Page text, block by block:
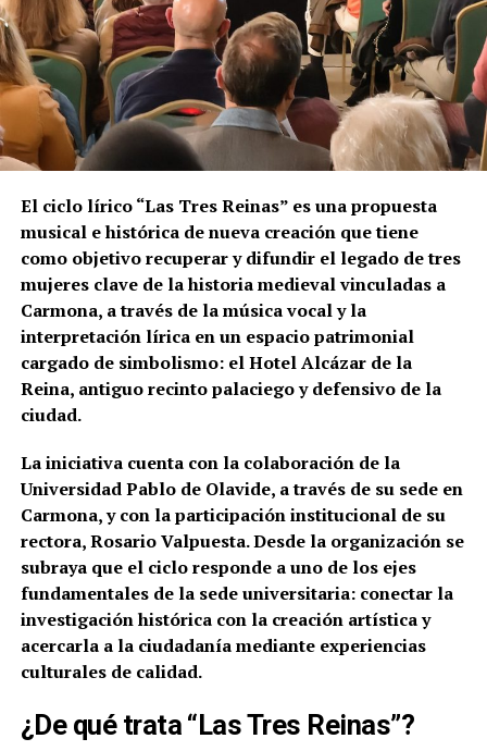
El ciclo lírico “Las Tres Reinas” es una propuesta
musical e histórica de nueva creación que tiene
como objetivo recuperar y difundir el legado de tres
mujeres clave de la historia medieval vinculadas a
Carmona, a través de la música vocal y la
interpretación lírica en un espacio patrimonial
cargado de simbolismo: el Hotel Alcázar de la
Reina, antiguo recinto palaciego y defensivo de la
ciudad.
La iniciativa cuenta con la colaboración de la
Universidad Pablo de Olavide, a través de su sede en
Carmona, y con la participación institucional de su
rectora, Rosario Valpuesta. Desde la organización se
subraya que el ciclo responde a uno de los ejes
fundamentales de la sede universitaria: conectar la
investigación histórica con la creación artística y
acercarla a la ciudadanía mediante experiencias
culturales de calidad.
¿De qué trata “Las Tres Reinas”?